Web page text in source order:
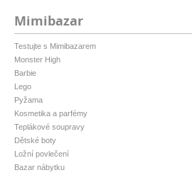
Mimibazar
Testujte s Mimibazarem
Monster High
Barbie
Lego
Pyžama
Kosmetika a parfémy
Teplákové soupravy
Dětské boty
Ložní povlečení
Bazar nábytku